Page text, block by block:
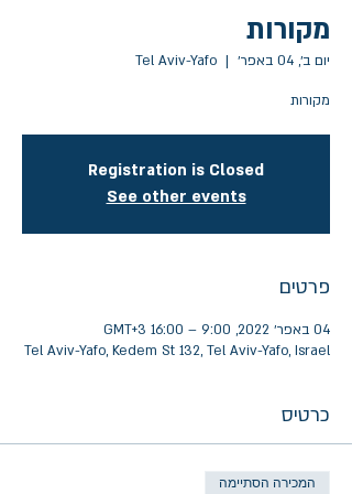
מקורות
יום ב׳, 04 באפר׳
  |
Tel Aviv-Yafo
מקורות
Registration is Closed
See other events
פרטים
04 באפר׳ 2022, 9:00 – 16:00 GMT‎+3‎
Tel Aviv-Yafo, Kedem St 132, Tel Aviv-Yafo, Israel
כרטיס
המכירה הסתיימה